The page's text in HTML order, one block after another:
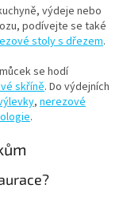
výdeje nebo
podívejte se také
stoly s dřezem.
se hodí
skříně. Do výdejních
, nerezové
.